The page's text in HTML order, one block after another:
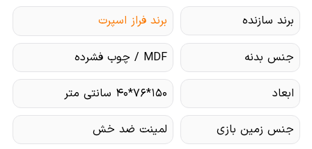
برند سازنده برند فراز اسپرت
جنس بدنه MDF / چوب فشرده
ابعاد ۱۵۰*۷۶*۴۰ سانتی متر
جنس زمین بازی لمینت ضد خش